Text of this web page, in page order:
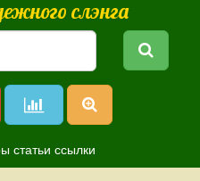
слэнга
статьи ссылки